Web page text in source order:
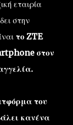
εταιρία
στην
το ZTE
στον
του
κανένα